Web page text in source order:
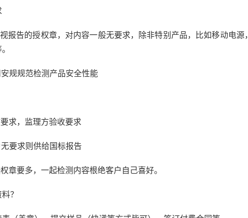
报告的授权章，对内容一般无要求，除非特别产品，比如移动电源，
规规范检测产品安全性能
求，监理方验收要求
要求则供给国标报告
章要多，一起检测内容根绝客户自己喜好。
？